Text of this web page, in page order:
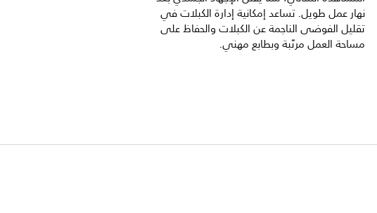
نهار عمل طويل. تساعد إمكانية إدارة الكبلات في
تقليل الفوضى الناجمة عن الكبلات والحفاظ على
مساحة العمل مرتّبة وبطابع مهني.